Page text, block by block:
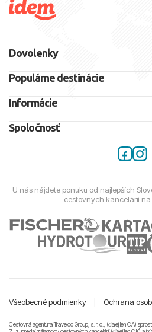
Dovolenky
Populárne destinácie
Informácie
Spoločnosť
U nás nájdete ponuku od najlepších
cestovných kancelárií na
Všeobecné podmienky Ochrana
Cestovná agentúra Travelco Group, s. r. o., (ďalej len CA)